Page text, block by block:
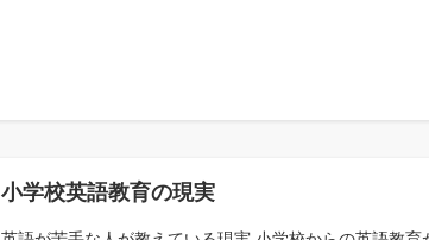
小学校英語教育の現実